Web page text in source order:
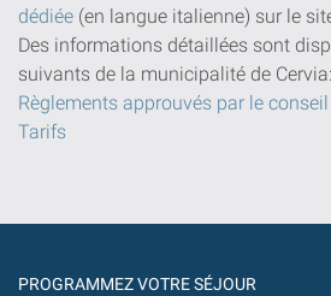
dédiée (en langue italienne) sur le
Des informations détaillées sont
suivants de la municipalité de Cervia:
Règlements approuvés par le
Tarifs
PROGRAMMEZ VOTRE SÉJOUR